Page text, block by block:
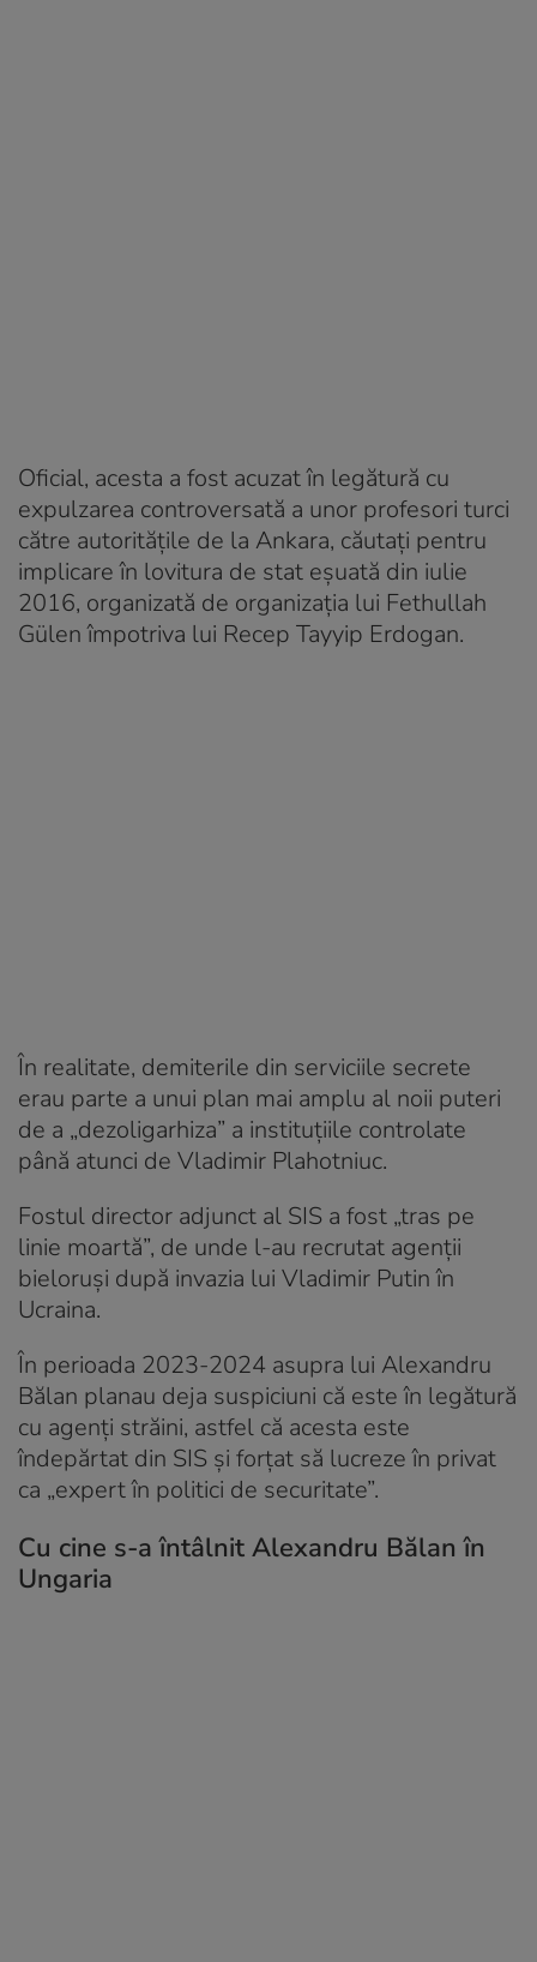
Oficial, acesta a fost acuzat în legătură cu
expulzarea controversată a unor profesori turci
către autoritățile de la Ankara, căutați pentru
implicare în lovitura de stat eșuată din iulie
2016, organizată de organizația lui Fethullah
Gülen împotriva lui Recep Tayyip Erdogan.
În realitate, demiterile din serviciile secrete
erau parte a unui plan mai amplu al noii puteri
de a „dezoligarhiza” a instituțiile controlate
până atunci de Vladimir Plahotniuc.
Fostul director adjunct al SIS a fost „tras pe
linie moartă”, de unde l-au recrutat agenții
bieloruși după invazia lui Vladimir Putin în
Ucraina.
În perioada 2023-2024 asupra lui Alexandru
Bălan planau deja suspiciuni că este în legătură
cu agenți străini, astfel că acesta este
îndepărtat din SIS și forțat să lucreze în privat
ca „expert în politici de securitate”.
Cu cine s-a întâlnit Alexandru Bălan în
Ungaria